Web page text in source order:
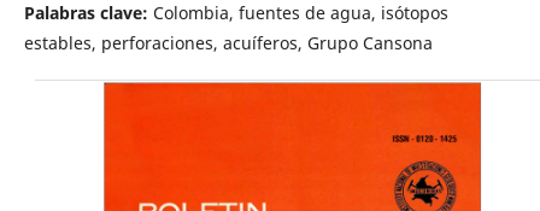
Palabras clave: Colombia, fuentes de agua, isótopos
estables, perforaciones, acuíferos, Grupo Cansona